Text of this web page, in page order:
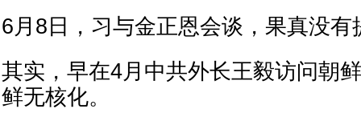
6月8日，习与金正恩会谈，果真没有
其实，早在4月中共外长王毅访问朝
鲜无核化。